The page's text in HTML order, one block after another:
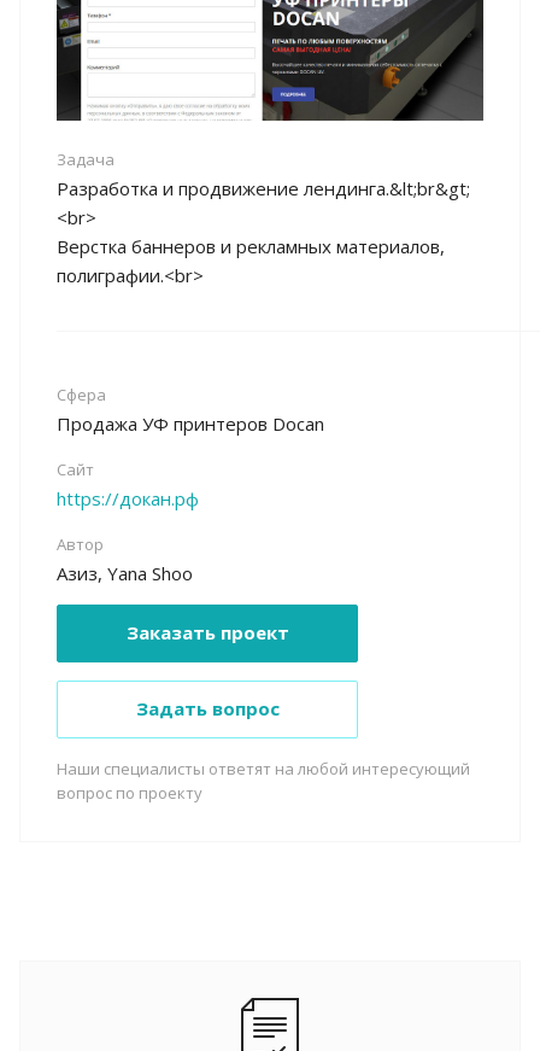
Задача
Разработка и продвижение лендинга.&lt;br&gt;
<br>
Верстка баннеров и рекламных материалов,
полиграфии.<br>
Сфера
Продажа УФ принтеров Docan
Сайт
https://докан.рф
Автор
Азиз, Yana Shoo
Заказать проект
Задать вопрос
Наши специалисты ответят на любой интересующий
вопрос по проекту